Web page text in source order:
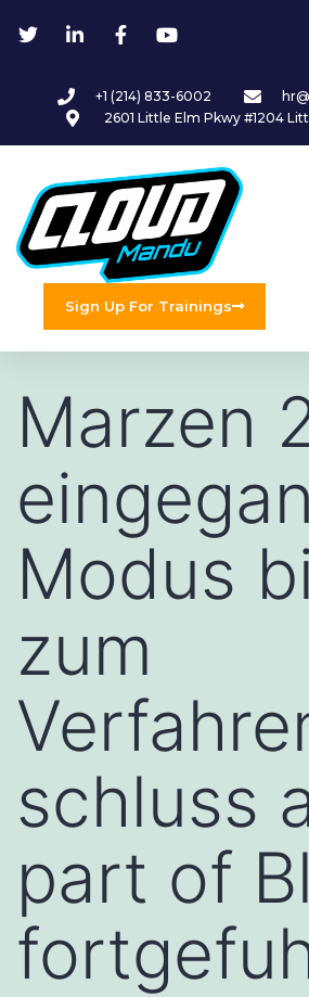
+1 (214) 833-6002
2601 Little Elm Pkwy #1204
Sign Up For Trainings
Marzen
Modus
zum
schluss
part of